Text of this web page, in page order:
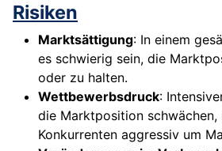
Risiken
Marktsättigung: In einem
es schwierig sein, die
oder zu halten.
Wettbewerbsdruck:
die Marktposition schwächen,
Konkurrenten aggressiv um